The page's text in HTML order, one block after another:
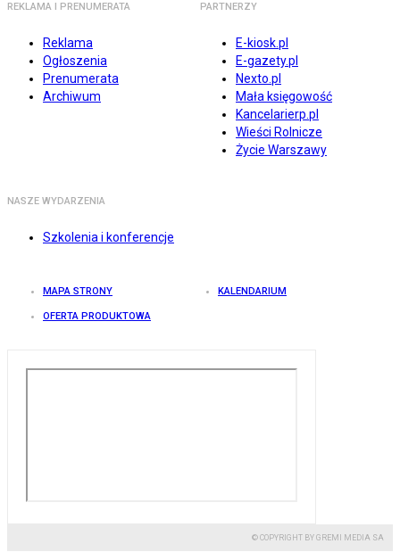
REKLAMA I PRENUMERATA
Reklama
Ogłoszenia
Prenumerata
Archiwum
PARTNERZY
E-kiosk.pl
E-gazety.pl
Nexto.pl
Mała księgowość
Kancelarierp.pl
Wieści Rolnicze
Życie Warszawy
NASZE WYDARZENIA
Szkolenia i konferencje
MAPA STRONY KALENDARIUM
OFERTA PRODUKTOWA
© COPYRIGHT BY GREMI MEDIA SA